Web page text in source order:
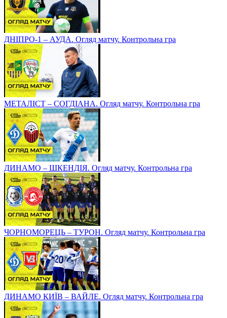
ДНІПРО-1 – АУДА. Огляд матчу. Контрольна гра
МЕТАЛІСТ – СОГДІАНА. Огляд матчу. Контрольна гра
ДИНАМО – ШКЕНДІЯ. Огляд матчу. Контрольна гра
ЧОРНОМОРЕЦЬ – ТУРОН. Огляд матчу. Контрольна гра
ДИНАМО КИЇВ – ВАЙЛЕ. Огляд матчу. Контрольна гра